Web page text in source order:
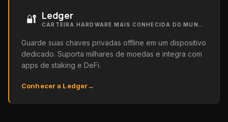
🔐 Ledger
Guarde suas chaves privadas offline em um dispositivo
dedicado. Suporta milhares de moedas e integra com
apps de staking e DeFi.
Conhecer a Ledger→